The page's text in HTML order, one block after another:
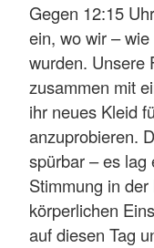
Gegen 12:15
ein, wo wir –
wurden. Unsere
zusammen mit
ihr neues Kleid
anzuprobieren.
spürbar – es lag
Stimmung in
körperlichen
auf diesen Tag